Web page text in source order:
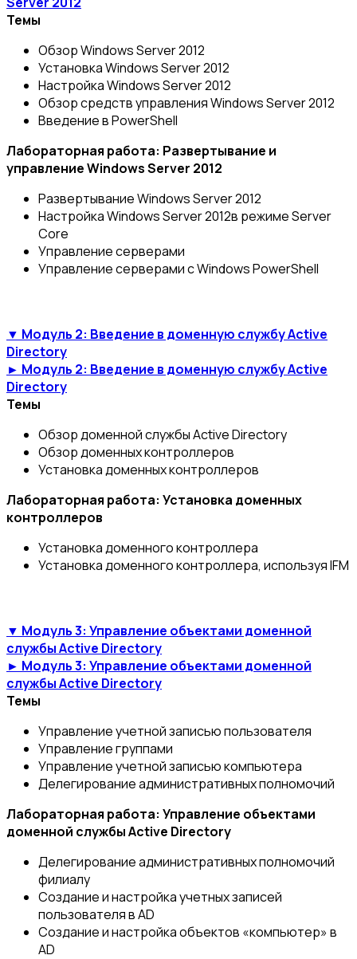
Темы
Обзор Windows Server 2012
Установка Windows Server 2012
Настройка Windows Server 2012
Обзор средств управления Windows Server 2012
Введение в PowerShell
Лабораторная работа: Развертывание и
управление Windows Server 2012
Развертывание Windows Server 2012
Настройка Windows Server 2012в режиме Server
Core
Управление серверами
Управление серверами с Windows PowerShell
▼ Модуль 2: Введение в доменную службу Active
Directory
► Модуль 2: Введение в доменную службу Active
Directory
Темы
Обзор доменной службы Active Directory
Обзор доменных контроллеров
Установка доменных контроллеров
Лабораторная работа: Установка доменных
контроллеров
Установка доменного контроллера
Установка доменного контроллера, используя IFM
▼ Модуль 3: Управление объектами доменной
службы Active Directory
► Модуль 3: Управление объектами доменной
службы Active Directory
Темы
Управление учетной записью пользователя
Управление группами
Управление учетной записью компьютера
Делегирование административных полномочий
Лабораторная работа: Управление объектами
доменной службы Active Directory
Делегирование административных полномочий
филиалу
Создание и настройка учетных записей
пользователя в AD
Создание и настройка объектов «компьютер» в
AD